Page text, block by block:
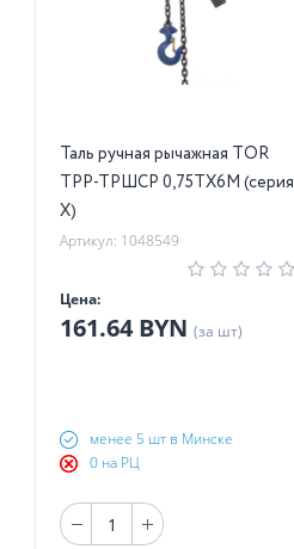
Таль ручная рычажная TOR
ТРР-ТРШСР 0,75ТХ6М (серия
X)
Артикул: 1048549
Цена:
161.64 BYN (за шт)
менее 5 шт в Минске
0 на РЦ